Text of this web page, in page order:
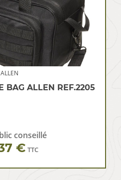
ALLEN
BAG ALLEN REF.2205
conseillé
€ TTC